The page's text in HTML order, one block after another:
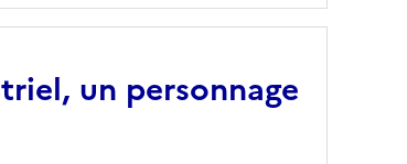
un personnage